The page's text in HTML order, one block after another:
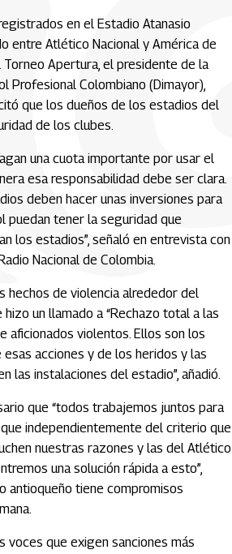
en el Estadio Atanasio
entre Atlético Nacional y América de
Apertura, el presidente de la
Profesional Colombiano (Dimayor),
que los dueños de los estadios del
de los clubes.
una cuota importante por usar el
esa responsabilidad debe ser clara.
deben hacer unas inversiones para
puedan tener la seguridad que
los estadios”, señaló en entrevista con
Nacional de Colombia.
hechos de violencia alrededor del
un llamado a “Rechazo total a las
aficionados violentos. Ellos son los
acciones y de los heridos y las
las instalaciones del estadio”, añadió.
que “todos trabajemos juntos para
independientemente del criterio que
nuestras razones y las del Atlético
una solución rápida a esto”,
antioqueño tiene compromisos
voces que exigen sanciones más